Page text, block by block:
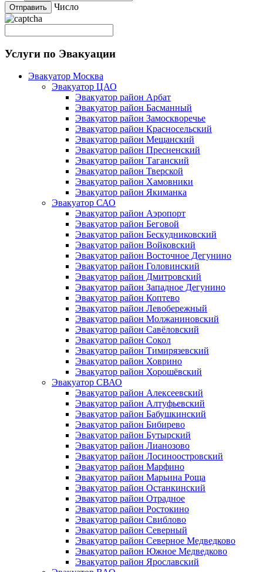
Число
Услуги по Эвакуации
Эвакуатор Москва
Эвакуатор ЦАО
Эвакуатор район Арбат
Эвакуатор район Басманный
Эвакуатор район Замоскворечье
Эвакуатор район Красносельский
Эвакуатор район Мещанский
Эвакуатор район Пресненский
Эвакуатор район Таганский
Эвакуатор район Тверской
Эвакуатор район Хамовники
Эвакуатор район Якиманка
Эвакуатор САО
Эвакуатор район Аэропорт
Эвакуатор район Беговой
Эвакуатор район Бескудниковский
Эвакуатор район Войковский
Эвакуатор район Восточное Дегунино
Эвакуатор район Головинский
Эвакуатор район Дмитровский
Эвакуатор район Западное Дегунино
Эвакуатор район Коптево
Эвакуатор район Левобережный
Эвакуатор район Молжаниновский
Эвакуатор район Савёловский
Эвакуатор район Сокол
Эвакуатор район Тимирязевский
Эвакуатор район Ховрино
Эвакуатор район Хорошёвский
Эвакуатор СВАО
Эвакуатор район Алексеевский
Эвакуатор район Алтуфьевский
Эвакуатор район Бабушкинский
Эвакуатор район Бибирево
Эвакуатор район Бутырский
Эвакуатор район Лианозово
Эвакуатор район Лосиноостровский
Эвакуатор район Марфино
Эвакуатор район Марьина Роща
Эвакуатор район Останкинский
Эвакуатор район Отрадное
Эвакуатор район Ростокино
Эвакуатор район Свиблово
Эвакуатор район Северный
Эвакуатор район Северное Медведково
Эвакуатор район Южное Медведково
Эвакуатор район Ярославский